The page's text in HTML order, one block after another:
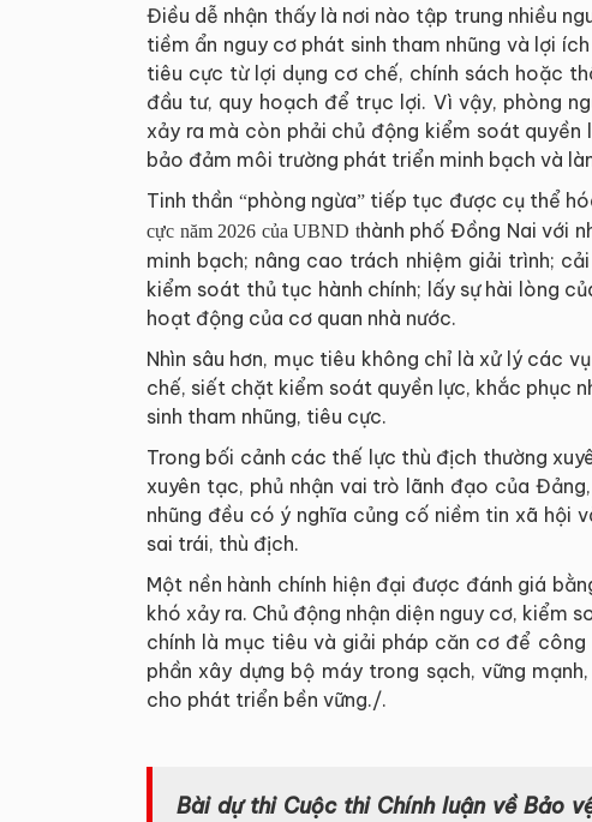
Điều dễ nhận thấy là nơi nào tập trung nhiều
tiềm ẩn nguy cơ phát sinh tham nhũng và lợi
tiêu cực từ lợi dụng cơ chế, chính sách hoặc
đầu tư, quy hoạch để trục lợi. Vì vậy, phòng
xảy ra mà còn phải chủ động kiểm soát
bảo đảm môi trường phát triển minh bạch và
Tinh thần “phòng ngừa”tiếp tục được cụ thể
cực năm 2026 của UBND thành phố Đồng Nai với
minh bạch; nâng cao trách nhiệm giải trình;
kiểm soát thủ tục hành chính; lấy sự hài lòng
hoạt động của cơ quan nhà nước.
Nhìn sâu hơn, mục tiêu không chỉ là xử lý các
chế, siết chặt kiểm soát quyền lực, khắc phục
sinh tham nhũng, tiêu cực.
Trong bối cảnh các thế lực thù địch thường
xuyên tạc, phủ nhận vai trò lãnh đạo của
nhũng đều có ý nghĩa củng cố niềm tin xã hội
sai trái, thù địch.
Một nền hành chính hiện đại được đánh giá
khó xảy ra. Chủ động nhận diện nguy cơ, kiểm
chính là mục tiêu và giải pháp căn cơ để
phần xây dựng bộ máy trong sạch, vững
cho phát triển bền vững./.
Bài dự thi Cuộc thi Chính luận về Bảo